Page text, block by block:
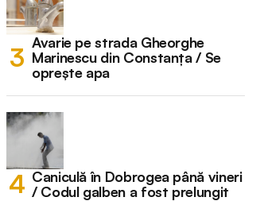
Avarie pe strada Gheorghe
Marinescu din Constanța / Se
oprește apa
Caniculă în Dobrogea până vineri
/ Codul galben a fost prelungit